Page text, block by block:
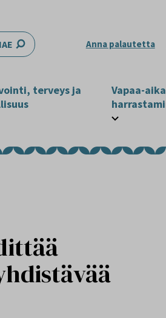
Anna palautetta
terveys ja
Vapaa-